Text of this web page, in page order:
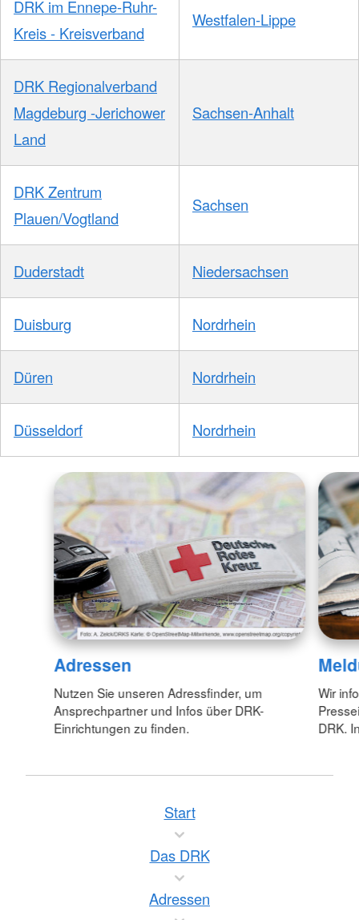
DRK im Ennepe-Ruhr-
Kreis - Kreisverband
Westfalen-Lippe
DRK Regionalverband
Magdeburg -Jerichower
Land
Sachsen-Anhalt
DRK Zentrum
Plauen/Vogtland
Sachsen
Duderstadt Niedersachsen
Duisburg Nordrhein
Düren Nordrhein
Düsseldorf Nordrhein
Adressen
Nutzen Sie unseren Adressfinder, um
Ansprechpartner und Infos über DRK-
Einrichtungen zu finden.
Wir
DRK.
Start
Das DRK
Adressen